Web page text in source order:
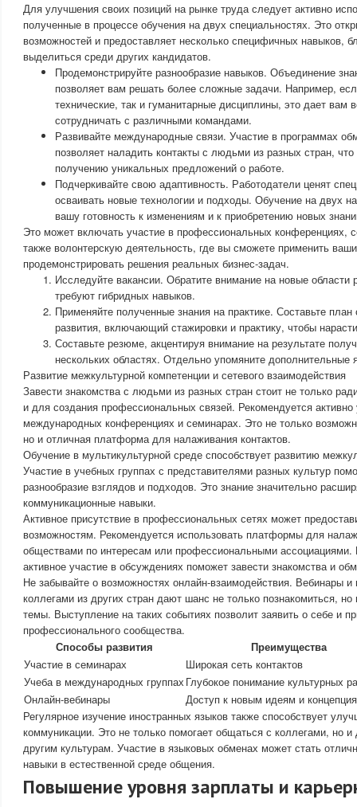
Для улучшения своих позиций на рынке труда следует активно
полученные в процессе обучения на двух специальностях. Это
возможностей и предоставляет несколько специфичных навыков,
выделиться среди других кандидатов.
Продемонстрируйте разнообразие навыков. Объединение
позволяет вам решать более сложные задачи. Например,
технические, так и гуманитарные дисциплины, это дает вам
сотрудничать с различными командами.
Развивайте международные связи. Участие в программах
позволяет наладить контакты с людьми из разных стран, что
получению уникальных предложений о работе.
Подчеркивайте свою адаптивность. Работодатели ценят
осваивать новые технологии и подходы. Обучение на двух
вашу готовность к изменениям и к приобретению новых
Это может включать участие в профессиональных конференциях,
также волонтерскую деятельность, где вы сможете применить
продемонстрировать решения реальных бизнес-задач.
Исследуйте вакансии. Обратите внимание на новые области
требуют гибридных навыков.
Применяйте полученные знания на практике. Составьте
развития, включающий стажировки и практику, чтобы
Составьте резюме, акцентируя внимание на результате
нескольких областях. Отдельно упомяните дополнительные
Развитие межкультурной компетенции и сетевого взаимодействия
Завести знакомства с людьми из разных стран стоит не только
и для создания профессиональных связей. Рекомендуется активно
международных конференциях и семинарах. Это не только
но и отличная платформа для налаживания контактов.
Обучение в мультикультурной среде способствует развитию
Участие в учебных группах с представителями разных культур
разнообразие взглядов и подходов. Это знание значительно
коммуникационные навыки.
Активное присутствие в профессиональных сетях может
возможностям. Рекомендуется использовать платформы для
обществами по интересам или профессиональными ассоциациями.
активное участие в обсуждениях поможет завести знакомства и
Не забывайте о возможностях онлайн-взаимодействия. Вебинары и
коллегами из других стран дают шанс не только познакомиться,
темы. Выступление на таких событиях позволит заявить о себе и
профессионального сообщества.
Способы развития
Преимущества
Участие в семинарах
Широкая сеть контактов
Учеба в международных группах Глубокое понимание культурных
Онлайн-вебинары
Доступ к новым идеям и
Регулярное изучение иностранных языков также способствует
коммуникации. Это не только помогает общаться с коллегами, но
другим культурам. Участие в языковых обменах может стать
навыки в естественной среде общения.
Повышение уровня зарплаты и